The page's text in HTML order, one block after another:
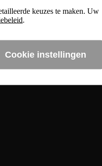
keuzes te maken. Uw
.
Cookie instellingen